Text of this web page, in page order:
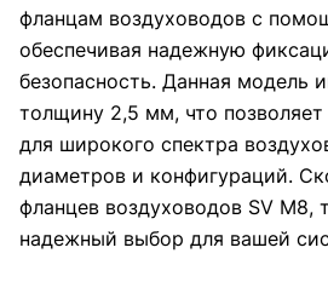
фланцам воздуховодов с
обеспечивая надежную
безопасность. Данная модель
толщину 2,5 мм, что позволяет
для широкого спектра
диаметров и конфигураций.
фланцев воздуховодов SV
надежный выбор для вашей